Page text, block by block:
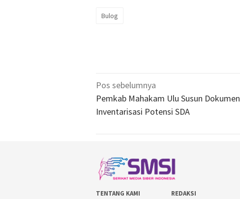
Bulog
Navigasi
pos
Pos sebelumnya
Pemkab Mahakam Ulu Susun Dokumen
Inventarisasi Potensi SDA
TENTANG KAMI REDAKSI